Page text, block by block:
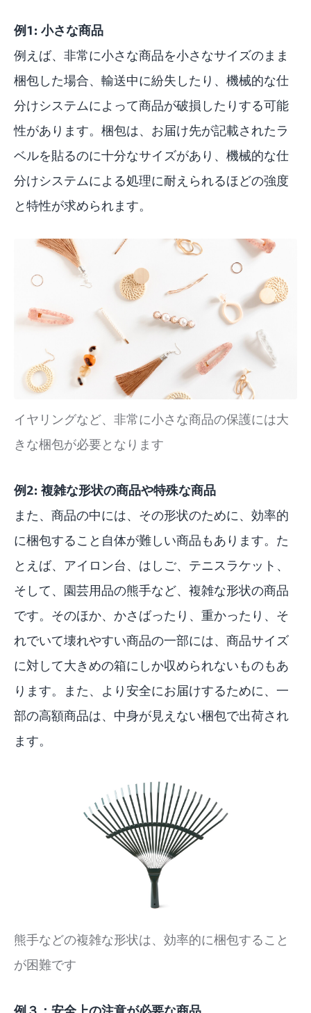
例1: 小さな商品
例えば、非常に小さな商品を小さなサイズのまま
梱包した場合、輸送中に紛失したり、機械的な仕
分けシステムによって商品が破損したりする可能
性があります。梱包は、お届け先が記載されたラ
ベルを貼るのに十分なサイズがあり、機械的な仕
分けシステムによる処理に耐えられるほどの強度
と特性が求められます。
イヤリングなど、非常に小さな商品の保護には大
きな梱包が必要となります
例2: 複雑な形状の商品や特殊な商品
また、商品の中には、その形状のために、効率的
に梱包すること自体が難しい商品もあります。た
とえば、アイロン台、はしご、テニスラケット、
そして、園芸用品の熊手など、複雑な形状の商品
です。そのほか、かさばったり、重かったり、そ
れでいて壊れやすい商品の一部には、商品サイズ
に対して大きめの箱にしか収められないものもあ
ります。また、より安全にお届けするために、一
部の高額商品は、中身が見えない梱包で出荷され
ます。
熊手などの複雑な形状は、効率的に梱包すること
が困難です